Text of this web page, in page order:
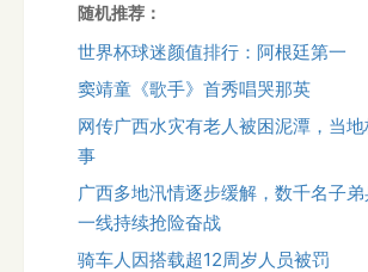
随机推荐：
世界杯球迷颜值排行：阿根廷第一
窦靖童《歌手》首秀唱哭那英
网传广西水灾有老人被困泥潭，当
事
广西多地汛情逐步缓解，数千名子
一线持续抢险奋战
骑车人因搭载超12周岁人员被罚